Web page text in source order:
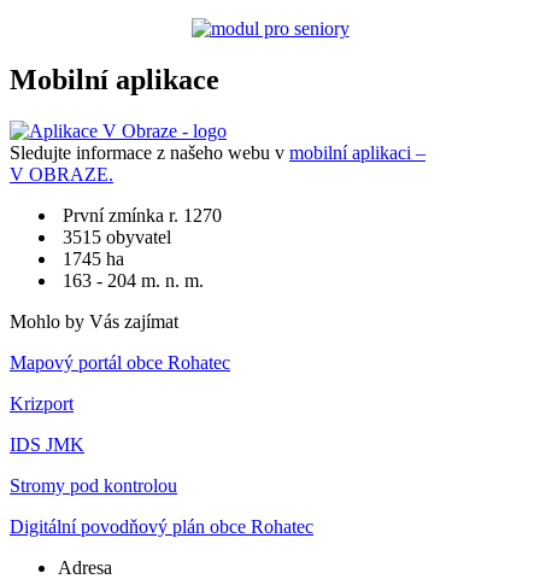
Mobilní aplikace
Sledujte informace z našeho webu v mobilní aplikaci –
V OBRAZE.
První zmínka r. 1270
3515 obyvatel
1745 ha
163 - 204 m. n. m.
Mohlo by Vás zajímat
Mapový portál obce Rohatec
Krizport
IDS JMK
Stromy pod kontrolou
Digitální povodňový plán obce Rohatec
Adresa